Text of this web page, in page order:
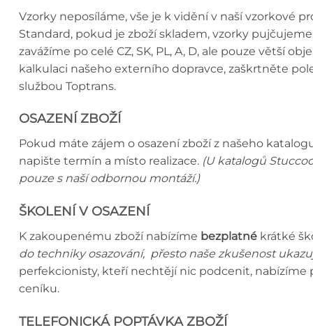
Vzorky neposíláme, vše je k vidění v naší vzorkové
Standard, pokud je zboží skladem, vzorky
zavážíme po celé CZ, SK, PL, A, D, ale pouze větší
kalkulaci našeho externího dopravce, zaškrtněte
službou Toptrans.
OSAZENÍ ZBOŽÍ
Pokud máte zájem o osazení zboží z našeho
napište termín a místo realizace. (U katalogů
pouze s naší odbornou montáží.)
ŠKOLENÍ V OSAZENÍ
K zakoupenému zboží nabízíme bezplatné krátké
do techniky osazování, přesto naše zkušenost
perfekcionisty, kteří nechtějí nic podcenit,
ceníku.
TELEFONICKÁ POPTÁVKA ZBOŽÍ